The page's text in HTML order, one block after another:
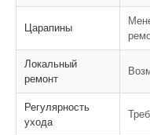
Царапины
Локальный
ремонт
Регулярность
ухода